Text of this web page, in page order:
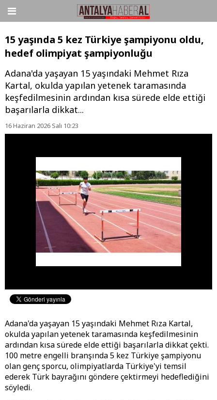
15 yaşında 5 kez Türkiye şampiyonu oldu,
hedef olimpiyat şampiyonluğu
Adana'da yaşayan 15 yaşındaki Mehmet Rıza
Kartal, okulda yapılan yetenek taramasında
keşfedilmesinin ardından kısa sürede elde ettiği
başarılarla dikkat...
16 Haziran 2026 Salı 10:23
Adana'da yaşayan 15 yaşındaki Mehmet Rıza Kartal,
okulda yapılan yetenek taramasında keşfedilmesinin
ardından kısa sürede elde ettiği başarılarla dikkat çekti.
100 metre engelli branşında 5 kez Türkiye şampiyonu
olan genç sporcu, olimpiyatlarda Türkiye'yi temsil
ederek Türk bayrağını göndere çektirmeyi hedeflediğini
söyledi.